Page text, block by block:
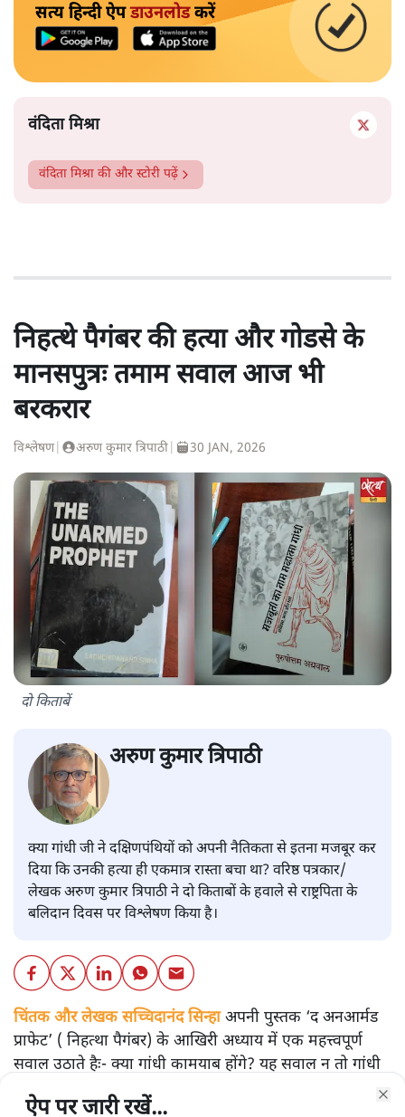
सत्य हिन्दी ऐपडाउनलोडकरें
वंदिता मिश्रा
वंदिता मिश्रा की और स्टोरी पढ़ें
निहत्थे पैगंबर की हत्या और गोडसे के
मानसपुत्रः तमाम सवाल आज भी
बरकरार
विश्लेषण| अरुण कुमार त्रिपाठी 30 JAN, 2026
दो किताबें
अरुण कुमार त्रिपाठी
क्या गांधी जी ने दक्षिणपंथियों को अपनी नैतिकता से इतना मजबूर कर
दिया कि उनकी हत्या ही एकमात्र रास्ता बचा था? वरिष्ठ पत्रकार/
लेखक अरुण कुमार त्रिपाठी ने दो किताबों के हवाले से राष्ट्रपिता के
बलिदान दिवस पर विश्लेषण किया है।
चिंतक और लेखक सच्चिदानंद सिन्हाअपनी पुस्तक ‘द अनआर्मड
प्राफेट’ ( निहत्था पैगंबर) के आखिरी अध्याय में एक महत्त्वपूर्ण
सवाल उठाते हैः- क्या गांधी कामयाब होंगे? यह सवाल न तो गांधी
का निजी सवाल है, न ही उनके परिवार से जुड़ा है और न ही महज
गांधीवादियों या गांधीजनों के विश्वास से। यह सवाल महज भारत
ऐप पर जारी रखें...
ऐप पर जारी रखें...
ऐप पर जारी रखें...
ऐप पर जारी रखें...
ऐप पर जारी रखें...
ऐप पर जारी रखें...
ऐप पर जारी रखें...